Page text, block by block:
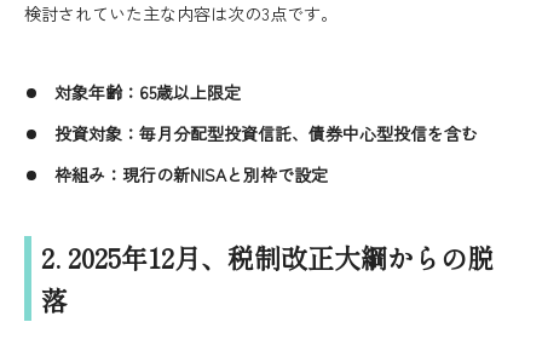
検討されていた主な内容は次の3点です。
対象年齢：65歳以上限定
投資対象：毎月分配型投資信託、債券中心型投信を含む
枠組み：現行の新NISAと別枠で設定
2. 2025年12月、税制改正大綱からの脱
落